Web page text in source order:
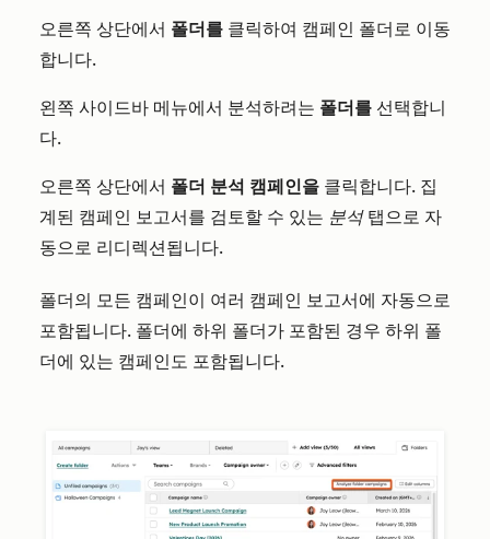
오른쪽 상단에서 폴더를 클릭하여 캠페인 폴더로 이동
합니다.
왼쪽 사이드바 메뉴에서 분석하려는 폴더를 선택합니
다.
오른쪽 상단에서 폴더 분석 캠페인을 클릭합니다. 집
계된 캠페인 보고서를 검토할 수 있는 분석탭으로 자
동으로 리디렉션됩니다.
폴더의 모든 캠페인이 여러 캠페인 보고서에 자동으로
포함됩니다. 폴더에 하위 폴더가 포함된 경우 하위 폴
더에 있는 캠페인도 포함됩니다.